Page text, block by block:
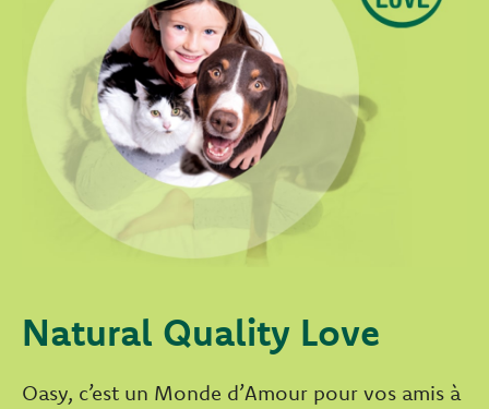
Natural Quality Love
Oasy, c’est un Monde d’Amour pour vos amis à